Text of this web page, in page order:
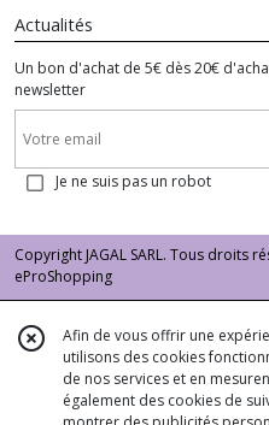
Actualités
Un bon d'achat de 5€ dès 20€
newsletter
Je ne suis pas un robot
Copyright JAGAL SARL. Tous droits
eProShopping
Afin de vous offrir une
utilisons des cookies
de nos services et en
également des cookies de